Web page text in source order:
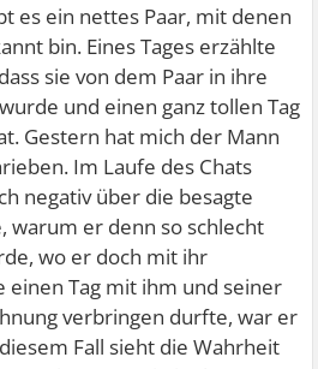
es ein nettes Paar, mit denen
bin. Eines Tages erzählte
sie von dem Paar in ihre
und einen ganz tollen Tag
Gestern hat mich der Mann
Im Laufe des Chats
negativ über die besagte
warum er denn so schlecht
wo er doch mit ihr
einen Tag mit ihm und seiner
verbringen durfte, war er
Fall sieht die Wahrheit